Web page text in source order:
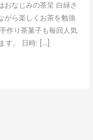
おなじみの茶呈 白緑さ
がら楽しくお茶を勉強
作り茶菓子も毎回人気
す。 日時: […]